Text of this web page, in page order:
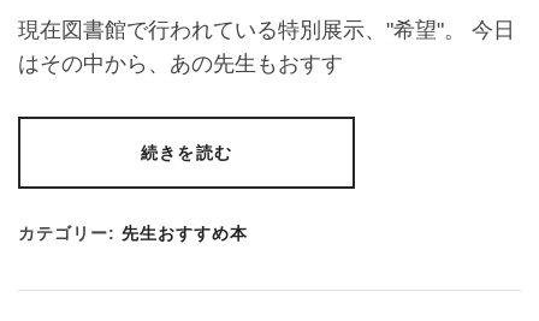
現在図書館で行われている特別展示、"希望"。 今日
はその中から、あの先生もおすす
続きを読む
カテゴリー: 先生おすすめ本